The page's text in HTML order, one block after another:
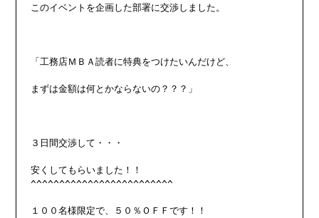
このイベントを企画した部署に交渉しました。
「工務店ＭＢＡ読者に特典をつけたいんだけど、
まずは金額は何とかならないの？？？」
３日間交渉して・・・
安くしてもらいました！！
^^^^^^^^^^^^^^^^^^^^^^^^^
１００名様限定で、５０％ＯＦＦです！！